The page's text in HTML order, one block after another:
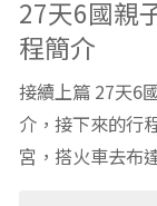
餐
廳
裡，
台
27天6國親
程簡介
接續上篇 27天6
介，接下來的行
宮，搭火車去布